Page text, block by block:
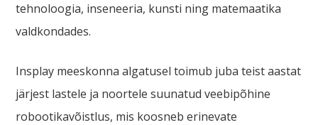
tehnoloogia, inseneeria, kunsti ning matemaatika
valdkondades.
Insplay meeskonna algatusel toimub juba teist aastat
järjest lastele ja noortele suunatud veebipõhine
robootikavõistlus, mis koosneb erinevate